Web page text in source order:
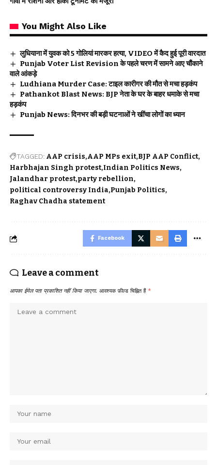
You Might Also Like
लुधियाना में युवक को 5 गोलियां मारकर हत्या, VIDEO में कैद हुई पूरी वारदात
Punjab Voter List Revision के पहले चरण में सामने आए चौंकाने
वाले आंकड़े
Ludhiana Murder Case: टाइल कारीगर की मौत से मचा हड़कंप
Pathankot Blast News: BJP नेता के घर के बाहर धमाके से मचा
हड़कंप
Punjab News: दिनभर की बड़ी घटनाओं ने खींचा लोगों का ध्यान
TAGGED: AAP crisis AAP MPs exit BJP AAP Conflict
Harbhajan Singh protest Indian Politics News
Jalandhar protest party rebellion
political controversy India Punjab Politics
Raghav Chadha statement
Facebook
Leave a comment
आपका ईमेल पता प्रकाशित नहीं किया जाएगा. आवश्यक फ़ील्ड चिह्नित हैं *